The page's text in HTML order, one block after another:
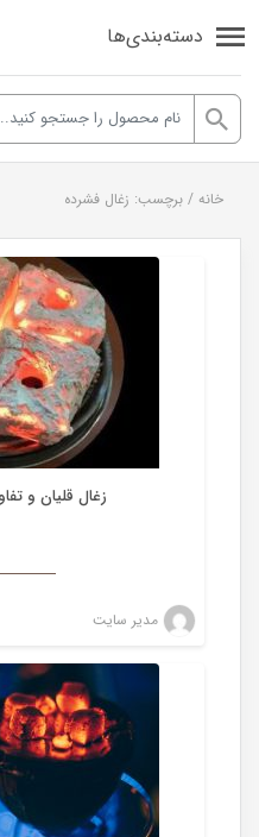
دسته‌بندی‌ها
خانه / برچسب: زغال فشرده
زغال قلیان و
مدیر سایت